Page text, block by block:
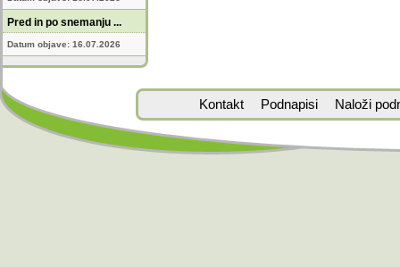
Pred in po snemanju ...
Datum objave: 16.07.2026
Kontakt Podnapisi Naloži